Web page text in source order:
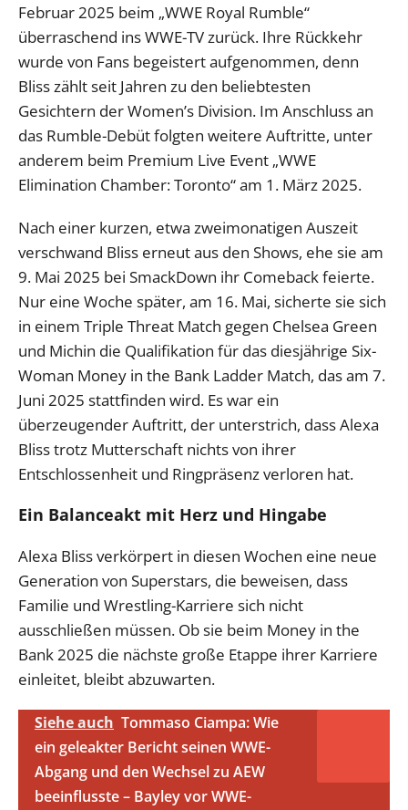
Februar 2025 beim „WWE Royal Rumble“
überraschend ins WWE-TV zurück. Ihre Rückkehr
wurde von Fans begeistert aufgenommen, denn
Bliss zählt seit Jahren zu den beliebtesten
Gesichtern der Women’s Division. Im Anschluss an
das Rumble-Debüt folgten weitere Auftritte, unter
anderem beim Premium Live Event „WWE
Elimination Chamber: Toronto“ am 1. März 2025.
Nach einer kurzen, etwa zweimonatigen Auszeit
verschwand Bliss erneut aus den Shows, ehe sie am
9. Mai 2025 bei SmackDown ihr Comeback feierte.
Nur eine Woche später, am 16. Mai, sicherte sie sich
in einem Triple Threat Match gegen Chelsea Green
und Michin die Qualifikation für das diesjährige Six-
Woman Money in the Bank Ladder Match, das am 7.
Juni 2025 stattfinden wird. Es war ein
überzeugender Auftritt, der unterstrich, dass Alexa
Bliss trotz Mutterschaft nichts von ihrer
Entschlossenheit und Ringpräsenz verloren hat.
Ein Balanceakt mit Herz und Hingabe
Alexa Bliss verkörpert in diesen Wochen eine neue
Generation von Superstars, die beweisen, dass
Familie und Wrestling-Karriere sich nicht
ausschließen müssen. Ob sie beim Money in the
Bank 2025 die nächste große Etappe ihrer Karriere
einleitet, bleibt abzuwarten.
Siehe auch Tommaso Ciampa: Wie
ein geleakter Bericht seinen WWE-
Abgang und den Wechsel zu AEW
beeinflusste – Bayley vor WWE-